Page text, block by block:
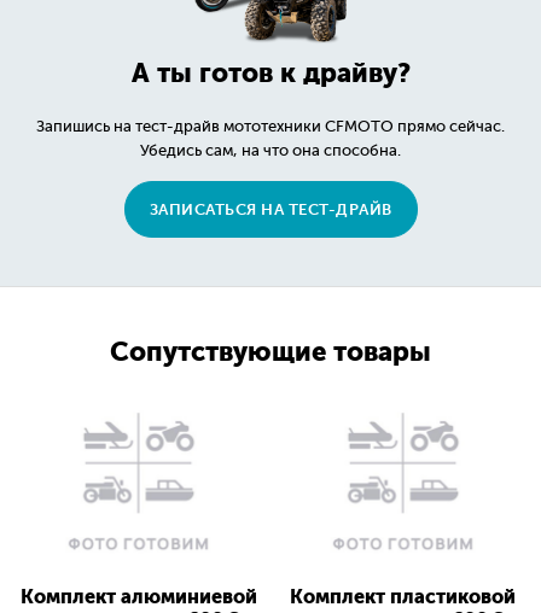
А ты готов к драйву?
Запишись на тест-драйв мототехники CFMOTO прямо сейчас.
Убедись сам, на что она способна.
ЗАПИСАТЬСЯ НА ТЕСТ-ДРАЙВ
Сопутствующие товары
Комплект алюминиевой
Комплект пластиковой